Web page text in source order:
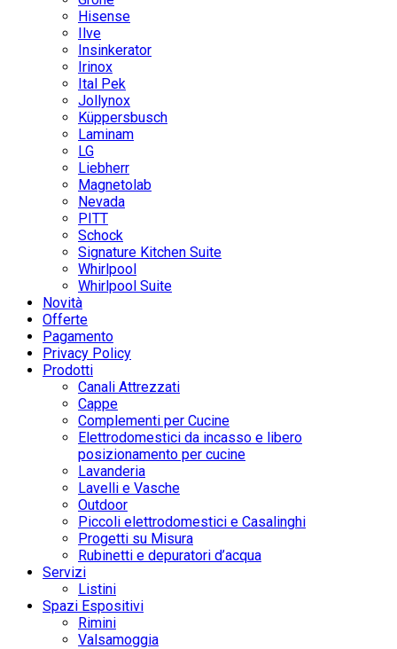
Hisense
Ilve
Insinkerator
Irinox
Ital Pek
Jollynox
Küppersbusch
Laminam
LG
Liebherr
Magnetolab
Nevada
PITT
Schock
Signature Kitchen Suite
Whirlpool
Whirlpool Suite
Novità
Offerte
Pagamento
Privacy Policy
Prodotti
Canali Attrezzati
Cappe
Complementi per Cucine
Elettrodomestici da incasso e libero
posizionamento per cucine
Lavanderia
Lavelli e Vasche
Outdoor
Piccoli elettrodomestici e Casalinghi
Progetti su Misura
Rubinetti e depuratori d’acqua
Servizi
Listini
Spazi Espositivi
Rimini
Valsamoggia